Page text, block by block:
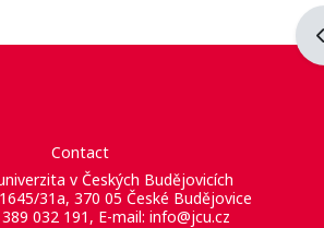
Contact
v Českých Budějovicích
31a, 370 05 České Budějovice
032 191, E-mail: info@jcu.cz